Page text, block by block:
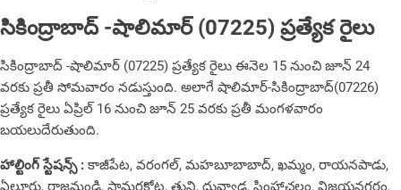
సికింద్రాబాద్‌ -షాలిమార్‌ (07225) ప్రత్యేక రైలు
సికింద్రాబాద్‌ -షాలిమార్‌ (07225) ప్రత్యేక రైలు ఈనెల 15 నుంచి జూన్‌ 24
వరకు ప్రతీ సోమవారం నడుస్తుంది. అలాగే షాలిమార్‌-సికింద్రాబాద్‌(07226)
ప్రత్యేక రైలు ఏప్రిల్‌ 16 నుంచి జూన్‌ 25 వరకు ప్రతీ మంగళవారం
బయలుదేరుతుంది.
హాల్టింగ్ స్టేషన్స్ : కాజీపేట, వరంగల్, మహబూబాబాద్, ఖమ్మం, రాయనపాడు,
ఏలూరు, రాజమండ్రి, సామర్లకోట, తుని, దువ్వాడ, సింహాచలం, విజయనగరం,